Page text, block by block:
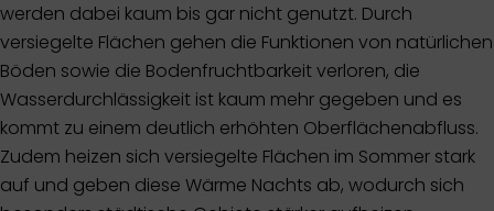
werden dabei kaum bis gar nicht genutzt. Durch
versiegelte Flächen gehen die Funktionen von natürlichen
Böden sowie die Bodenfruchtbarkeit verloren, die
Wasserdurchlässigkeit ist kaum mehr gegeben und es
kommt zu einem deutlich erhöhten Oberflächenabfluss.
Zudem heizen sich versiegelte Flächen im Sommer stark
auf und geben diese Wärme Nachts ab, wodurch sich